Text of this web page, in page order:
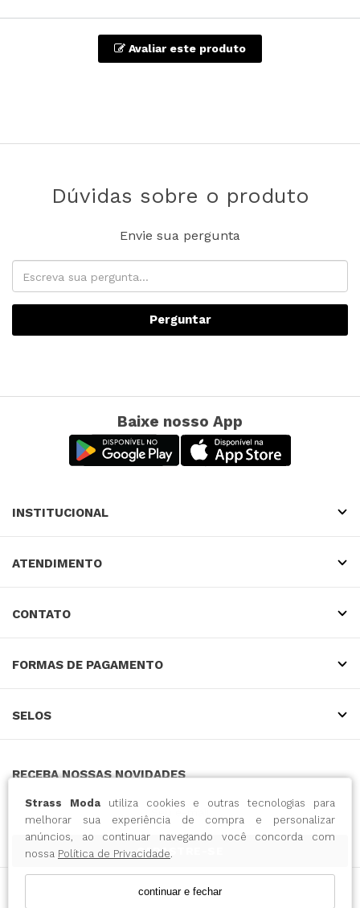
Strass Modautiliza cookies e outras tecnologias para
melhorar sua experiência de compra e personalizar
anúncios, ao continuar navegando você concorda com
nossa Política de Privacidade.
continuar e fechar
Avaliar este produto
Dúvidas sobre o produto
Envie sua pergunta
Perguntar
Baixe nosso App
INSTITUCIONAL
ATENDIMENTO
CONTATO
FORMAS DE PAGAMENTO
SELOS
RECEBA NOSSAS NOVIDADES
CADASTRE-SE